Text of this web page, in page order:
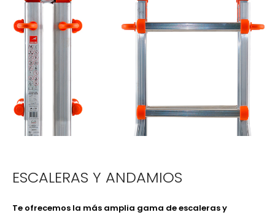
ESCALERAS Y ANDAMIOS
Te ofrecemos la más amplia gama de escaleras y